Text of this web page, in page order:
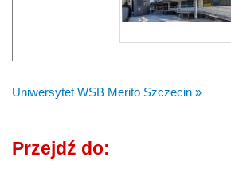
Uniwersytet WSB Merito Szczecin »
Przejdź do: